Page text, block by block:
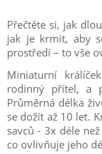
Přečtěte si, jak
jak je krmit, aby
prostředí – to vše
Miniaturní
rodinný přítel, a
Průměrná délka
se dožít až 10 let.
savců - 3x déle
co ovlivňuje jeho